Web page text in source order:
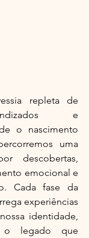
repleta de
e
o nascimento
uma
descobertas,
emocional e
Cada fase da
experiências
identidade,
o legado que